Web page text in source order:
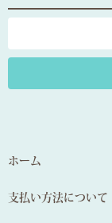
ホーム
支払い方法について